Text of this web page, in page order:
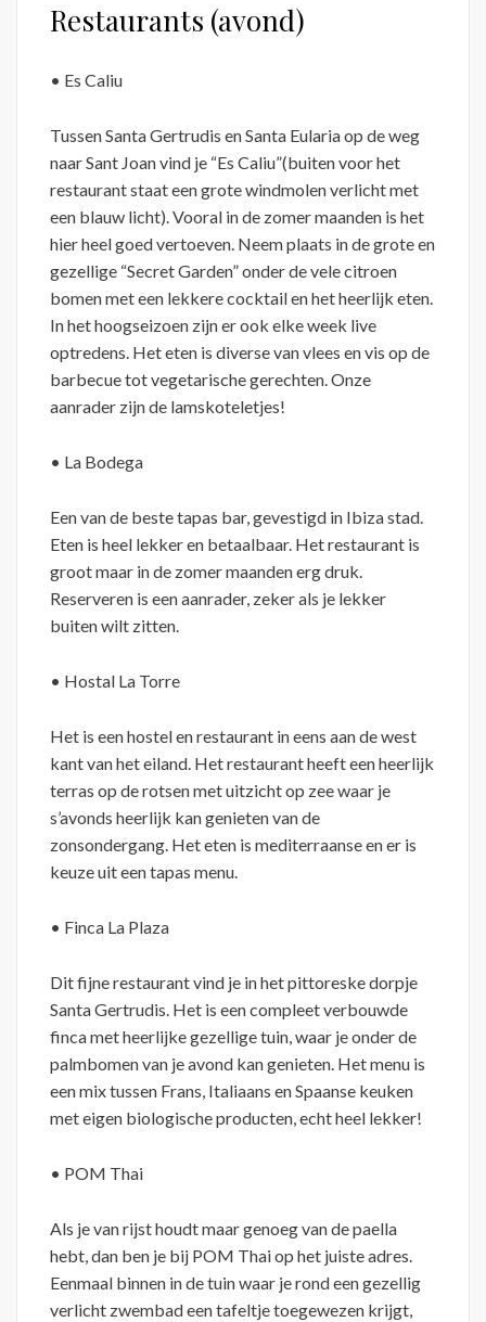
Restaurants (avond)
• Es Caliu
Tussen Santa Gertrudis en Santa Eularia op de weg
naar Sant Joan vind je “Es Caliu”(buiten voor het
restaurant staat een grote windmolen verlicht met
een blauw licht). Vooral in de zomer maanden is het
hier heel goed vertoeven. Neem plaats in de grote en
gezellige “Secret Garden” onder de vele citroen
bomen met een lekkere cocktail en het heerlijk eten.
In het hoogseizoen zijn er ook elke week live
optredens. Het eten is diverse van vlees en vis op de
barbecue tot vegetarische gerechten. Onze
aanrader zijn de lamskoteletjes!
• La Bodega
Een van de beste tapas bar, gevestigd in Ibiza stad.
Eten is heel lekker en betaalbaar. Het restaurant is
groot maar in de zomer maanden erg druk.
Reserveren is een aanrader, zeker als je lekker
buiten wilt zitten.
• Hostal La Torre
Het is een hostel en restaurant in eens aan de west
kant van het eiland. Het restaurant heeft een heerlijk
terras op de rotsen met uitzicht op zee waar je
s’avonds heerlijk kan genieten van de
zonsondergang. Het eten is mediterraanse en er is
keuze uit een tapas menu.
• Finca La Plaza
Dit fijne restaurant vind je in het pittoreske dorpje
Santa Gertrudis. Het is een compleet verbouwde
finca met heerlijke gezellige tuin, waar je onder de
palmbomen van je avond kan genieten. Het menu is
een mix tussen Frans, Italiaans en Spaanse keuken
met eigen biologische producten, echt heel lekker!
• POM Thai
Als je van rijst houdt maar genoeg van de paella
hebt, dan ben je bij POM Thai op het juiste adres.
Eenmaal binnen in de tuin waar je rond een gezellig
verlicht zwembad een tafeltje toegewezen krijgt,